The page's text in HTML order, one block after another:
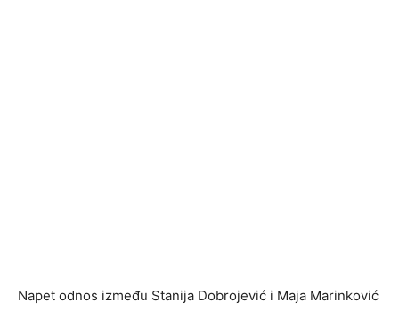
Napet odnos između Stanija Dobrojević i Maja Marinković